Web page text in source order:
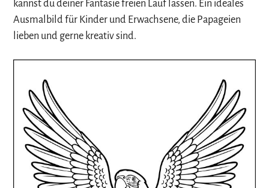
kannst du deiner Fantasie freien Lauf lassen. Ein ideales
Ausmalbild für Kinder und Erwachsene, die Papageien
lieben und gerne kreativ sind.